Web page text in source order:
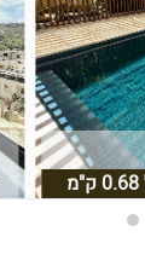
הכרמל0.68 ק"מ